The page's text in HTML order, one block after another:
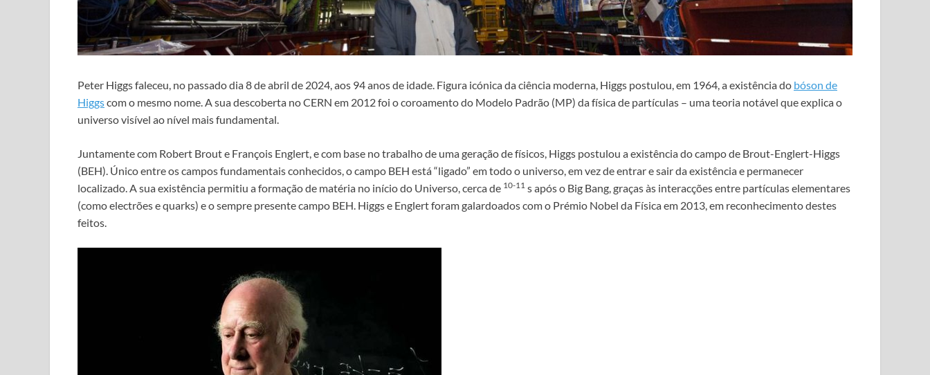
Peter Higgs faleceu, no passado dia 8 de abril de 2024, aos 94 anos de idade. Figura icónica da ciência moderna, Higgs postulou, em 1964, a existência do bóson de
Higgscom o mesmo nome. A sua descoberta no CERN em 2012 foi o coroamento do Modelo Padrão (MP) da física de partículas – uma teoria notável que explica o
universo visível ao nível mais fundamental.
Juntamente com Robert Brout e François Englert, e com base no trabalho de uma geração de físicos, Higgs postulou a existência do campo de Brout-Englert-Higgs
(BEH). Único entre os campos fundamentais conhecidos, o campo BEH está “ligado” em todo o universo, em vez de entrar e sair da existência e permanecer
localizado. A sua existência permitiu a formação de matéria no início do Universo, cerca de 10-11 s após o Big Bang, graças às interacções entre partículas elementares
(como electrões e quarks) e o sempre presente campo BEH. Higgs e Englert foram galardoados com o Prémio Nobel da Física em 2013, em reconhecimento destes
feitos.